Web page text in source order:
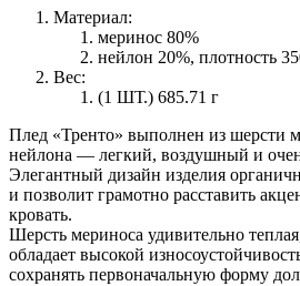
Материал:
меринос 80%
нейлон 20%, плотность
Вес:
(1 ШТ.) 685.71 г
Плед «Тренто» выполнен из шерсти
нейлона — легкий, воздушный и
Элегантный дизайн изделия
и позволит грамотно расставить
кровать.
Шерсть мериноса удивительно
обладает высокой
сохранять первоначальную форму